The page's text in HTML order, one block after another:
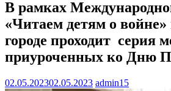
В рамках
«Читаем детям о
городе проходит серия
приуроченных ко Дню
02.05.202302.05.2023 admin15